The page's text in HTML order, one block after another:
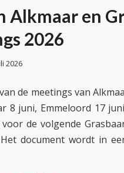
Alkmaar en
2026
2026
de meetings van
8 juni, Emmeloord 17
de volgende
document wordt in